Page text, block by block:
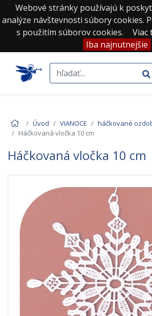
Webové stránky používajú k
analýze návštevnosti súbory cookies.
s použitím súborov cookies.
Viac
Iba najnutnejšie
Úvod VIANOCE
háčkované
Háčkovaná vločka 10 cm
Háčkovaná vločka 10 cm